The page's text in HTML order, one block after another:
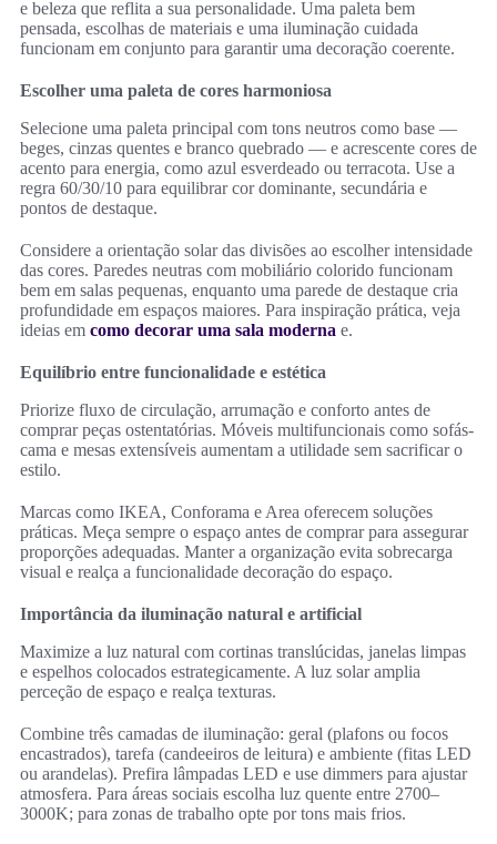
e beleza que reflita a sua personalidade. Uma paleta bem
pensada, escolhas de materiais e uma iluminação cuidada
funcionam em conjunto para garantir uma decoração coerente.
Escolher uma paleta de cores harmoniosa
Selecione uma paleta principal com tons neutros como base —
beges, cinzas quentes e branco quebrado — e acrescente cores de
acento para energia, como azul esverdeado ou terracota. Use a
regra 60/30/10 para equilibrar cor dominante, secundária e
pontos de destaque.
Considere a orientação solar das divisões ao escolher intensidade
das cores. Paredes neutras com mobiliário colorido funcionam
bem em salas pequenas, enquanto uma parede de destaque cria
profundidade em espaços maiores. Para inspiração prática, veja
ideias em como decorar uma sala moderna e.
Equilíbrio entre funcionalidade e estética
Priorize fluxo de circulação, arrumação e conforto antes de
comprar peças ostentatórias. Móveis multifuncionais como sofás-
cama e mesas extensíveis aumentam a utilidade sem sacrificar o
estilo.
Marcas como IKEA, Conforama e Area oferecem soluções
práticas. Meça sempre o espaço antes de comprar para assegurar
proporções adequadas. Manter a organização evita sobrecarga
visual e realça a funcionalidade decoração do espaço.
Importância da iluminação natural e artificial
Maximize a luz natural com cortinas translúcidas, janelas limpas
e espelhos colocados estrategicamente. A luz solar amplia
perceção de espaço e realça texturas.
Combine três camadas de iluminação: geral (plafons ou focos
encastrados), tarefa (candeeiros de leitura) e ambiente (fitas LED
ou arandelas). Prefira lâmpadas LED e use dimmers para ajustar
atmosfera. Para áreas sociais escolha luz quente entre 2700–
3000K; para zonas de trabalho opte por tons mais frios.